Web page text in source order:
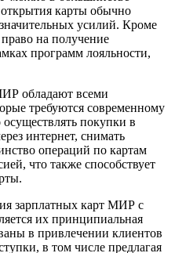
карты обычно
усилий. Кроме
на получение
программ лояльности,
обладают всеми
требуются современному
покупки в
интернет, снимать
операций по картам
что также способствует
зарплатных карт МИР с
их принципиальная
в привлечении клиентов
в том числе предлагая